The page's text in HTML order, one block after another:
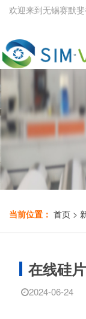
欢迎来到无锡赛默
当前位置： 首页 >
在线硅
2024-06-24